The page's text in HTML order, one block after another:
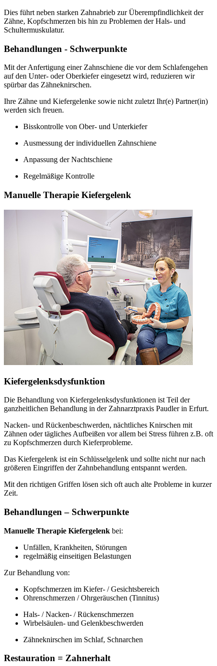
Dies führt neben starken Zahnabrieb zur Überempfindlichkeit der
Zähne, Kopfschmerzen bis hin zu Problemen der Hals- und
Schultermuskulatur.
Behandlungen - Schwerpunkte
Mit der Anfertigung einer Zahnschiene die vor dem Schlafengehen
auf den Unter- oder Oberkiefer eingesetzt wird, reduzieren wir
spürbar das Zähneknirschen.
Ihre Zähne und Kiefergelenke sowie nicht zuletzt Ihr(e) Partner(in)
werden sich freuen.
Bisskontrolle von Ober- und Unterkiefer
Ausmessung der individuellen Zahnschiene
Anpassung der Nachtschiene
Regelmäßige Kontrolle
Manuelle Therapie Kiefergelenk
Kiefergelenksdysfunktion
Die Behandlung von Kiefergelenksdysfunktionen ist Teil der
ganzheitlichen Behandlung in der Zahnarztpraxis Paudler in Erfurt.
Nacken- und Rückenbeschwerden, nächtliches Knirschen mit
Zähnen oder tägliches Aufbeißen vor allem bei Stress führen z.B. oft
zu Kopfschmerzen durch Kieferprobleme.
Das Kiefergelenk ist ein Schlüsselgelenk und sollte nicht nur nach
größeren Eingriffen der Zahnbehandlung entspannt werden.
Mit den richtigen Griffen lösen sich oft auch alte Probleme in kurzer
Zeit.
Behandlungen – Schwerpunkte
Manuelle Therapie Kiefergelenk bei:
Unfällen, Krankheiten, Störungen
regelmäßig einseitigen Belastungen
Zur Behandlung von:
Kopfschmerzen im Kiefer- / Gesichtsbereich
Ohrenschmerzen / Ohrgeräuschen (Tinnitus)
Hals- / Nacken- / Rückenschmerzen
Wirbelsäulen- und Gelenkbeschwerden
Zähneknirschen im Schlaf, Schnarchen
Restauration = Zahnerhalt